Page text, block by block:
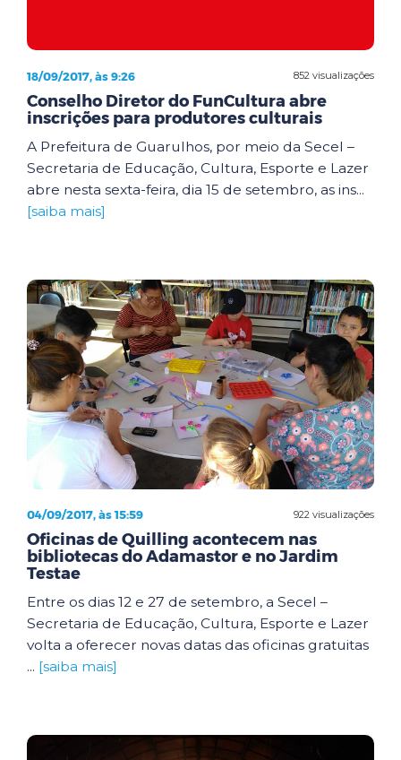
852 visualizações
18/09/2017, às 9:26
Conselho Diretor do FunCultura abre
inscrições para produtores culturais
A Prefeitura de Guarulhos, por meio da Secel –
Secretaria de Educação, Cultura, Esporte e Lazer
abre nesta sexta-feira, dia 15 de setembro, as ins...
[saiba mais]
922 visualizações
04/09/2017, às 15:59
Oficinas de Quilling acontecem nas
bibliotecas do Adamastor e no Jardim
Testae
Entre os dias 12 e 27 de setembro, a Secel –
Secretaria de Educação, Cultura, Esporte e Lazer
volta a oferecer novas datas das oficinas gratuitas
... [saiba mais]